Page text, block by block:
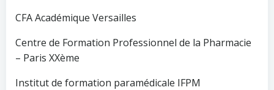
CFA Académique Versailles
Centre de Formation Professionnel de la Pharmacie
– Paris XXème
Institut de formation paramédicale IFPM